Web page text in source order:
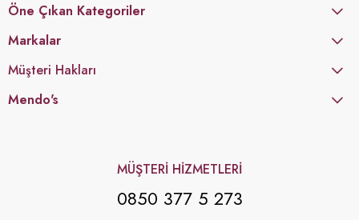
Öne Çıkan Kategoriler
Markalar
Müşteri Hakları
Mendo's
MÜŞTERİ HİZMETLERİ
0850 377 5 273